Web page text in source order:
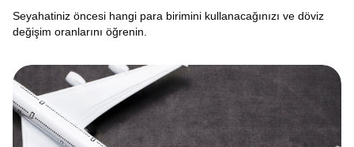
Seyahatiniz öncesi hangi para birimini kullanacağınızı ve döviz
değişim oranlarını öğrenin.